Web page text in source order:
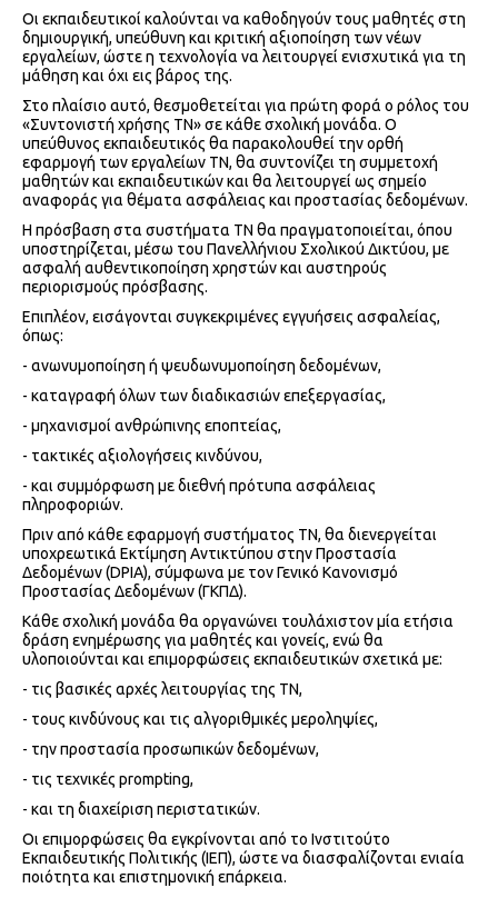
Οι εκπαιδευτικοί καλούνται να καθοδηγούν τους μαθητές στη
δημιουργική, υπεύθυνη και κριτική αξιοποίηση των νέων
εργαλείων, ώστε η τεχνολογία να λειτουργεί ενισχυτικά για τη
μάθηση και όχι εις βάρος της.
Στο πλαίσιο αυτό, θεσμοθετείται για πρώτη φορά ο ρόλος του
«Συντονιστή χρήσης ΤΝ» σε κάθε σχολική μονάδα. Ο
υπεύθυνος εκπαιδευτικός θα παρακολουθεί την ορθή
εφαρμογή των εργαλείων ΤΝ, θα συντονίζει τη συμμετοχή
μαθητών και εκπαιδευτικών και θα λειτουργεί ως σημείο
αναφοράς για θέματα ασφάλειας και προστασίας δεδομένων.
Η πρόσβαση στα συστήματα ΤΝ θα πραγματοποιείται, όπου
υποστηρίζεται, μέσω του Πανελλήνιου Σχολικού Δικτύου, με
ασφαλή αυθεντικοποίηση χρηστών και αυστηρούς
περιορισμούς πρόσβασης.
Επιπλέον, εισάγονται συγκεκριμένες εγγυήσεις ασφαλείας,
όπως:
- ανωνυμοποίηση ή ψευδωνυμοποίηση δεδομένων,
- καταγραφή όλων των διαδικασιών επεξεργασίας,
- μηχανισμοί ανθρώπινης εποπτείας,
- τακτικές αξιολογήσεις κινδύνου,
- και συμμόρφωση με διεθνή πρότυπα ασφάλειας
πληροφοριών.
Πριν από κάθε εφαρμογή συστήματος ΤΝ, θα διενεργείται
υποχρεωτικά Εκτίμηση Αντικτύπου στην Προστασία
Δεδομένων (DPIA), σύμφωνα με τον Γενικό Κανονισμό
Προστασίας Δεδομένων (ΓΚΠΔ).
Κάθε σχολική μονάδα θα οργανώνει τουλάχιστον μία ετήσια
δράση ενημέρωσης για μαθητές και γονείς, ενώ θα
υλοποιούνται και επιμορφώσεις εκπαιδευτικών σχετικά με:
- τις βασικές αρχές λειτουργίας της ΤΝ,
- τους κινδύνους και τις αλγοριθμικές μεροληψίες,
- την προστασία προσωπικών δεδομένων,
- τις τεχνικές prompting,
- και τη διαχείριση περιστατικών.
Οι επιμορφώσεις θα εγκρίνονται από το Ινστιτούτο
Εκπαιδευτικής Πολιτικής (ΙΕΠ), ώστε να διασφαλίζονται ενιαία
ποιότητα και επιστημονική επάρκεια.